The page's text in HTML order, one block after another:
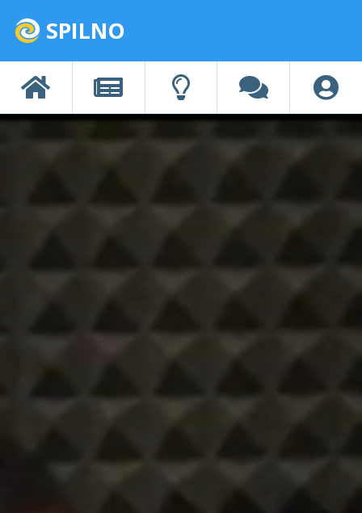
SPILNO